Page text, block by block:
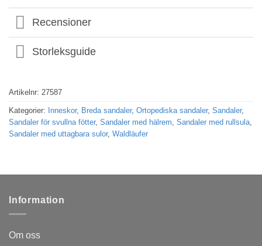
Recensioner
Storleksguide
Artikelnr: 27587
Kategorier: Inneskor, Breda sandaler, Ortopediska sandaler, Sandaler,
Sandaler för svullna fötter, Sandaler med hälrem Sandaler med rullsula
Sandaler med uttagbara sulor, Waldläufer
Information
Om oss